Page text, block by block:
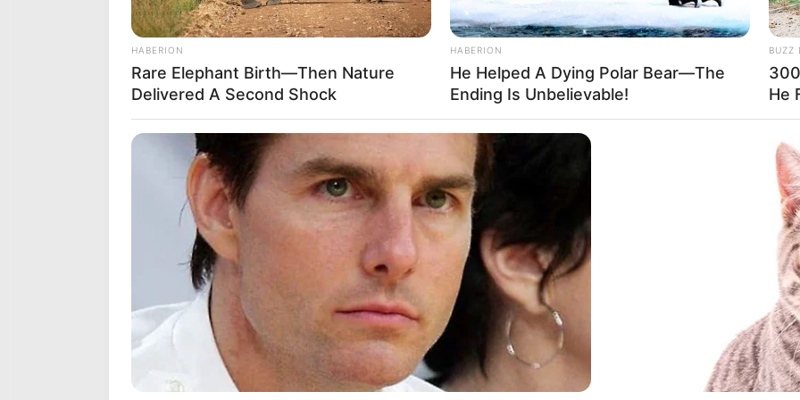
POWERBALL N° CHANCE
Quel opérateur pour jouer le Tiercé Quarté Quinté?
Vous pouvez parier le Quinté du jour chez l’un des opérateurs ci-dessous, n’hésitez pas à
comparer les offres de chacun d’entre eux.
Jeux à 0.10 € exclusivité du Web
Et sans oublier le pronostic duCheval du Jour!
HABERION
Rare Elephant Birth—Then Nature
Delivered A Second Shock
HABERION
He Helped A Dying Polar Bear—The
Ending Is Unbelievable!
BUZZ
He